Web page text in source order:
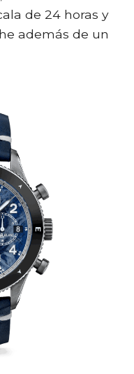
de 24 horas y
además de un